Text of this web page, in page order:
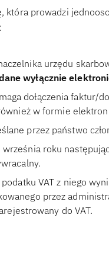
prowadzi
urzędu
wyłącznie
dołączenia faktur/
w formie
przez państwo
roku
VAT z niego
przez
do VAT.